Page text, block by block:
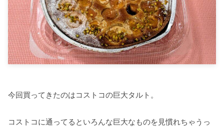
今回買ってきたのはコストコの巨大タルト。
コストコに通ってるといろんな巨大なものを見慣れちゃうっ